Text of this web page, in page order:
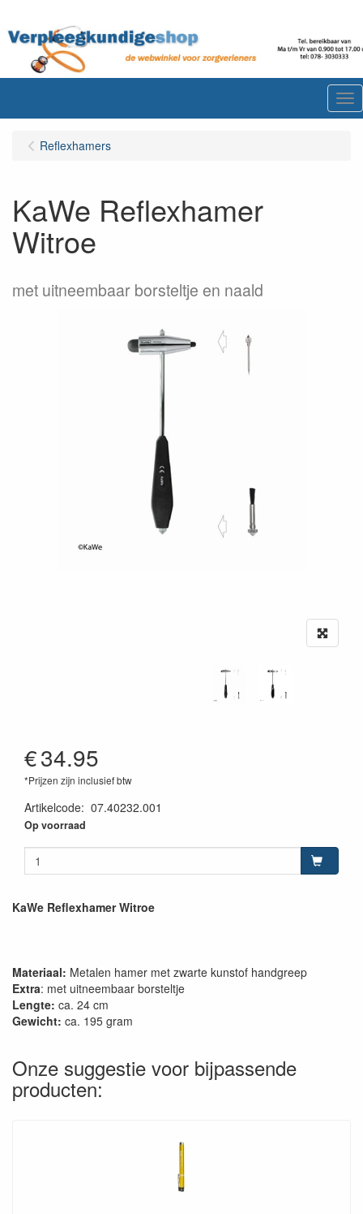
Reflexhamers
KaWe Reflexhamer
Witroe
met uitneembaar borsteltje en naald
€34.95
*Prijzen zijn inclusief btw
Artikelcode: 07.40232.001
Op voorraad
KaWe Reflexhamer Witroe
Materiaal: Metalen hamer met zwarte kunstof handgreep
Extra: met uitneembaar borsteltje
Lengte: ca. 24 cm
Gewicht: ca. 195 gram
Onze suggestie voor bijpassende
producten: